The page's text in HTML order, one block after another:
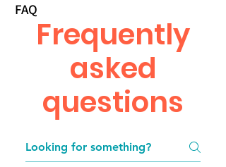
FAQ
Frequently
asked
questions